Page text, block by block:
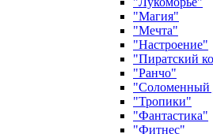
"Магия"
"Мечта"
"Настроение"
"Пиратский
"Ранчо"
"Соломенный
"Тропики"
"Фантастика"
"Фитнес"